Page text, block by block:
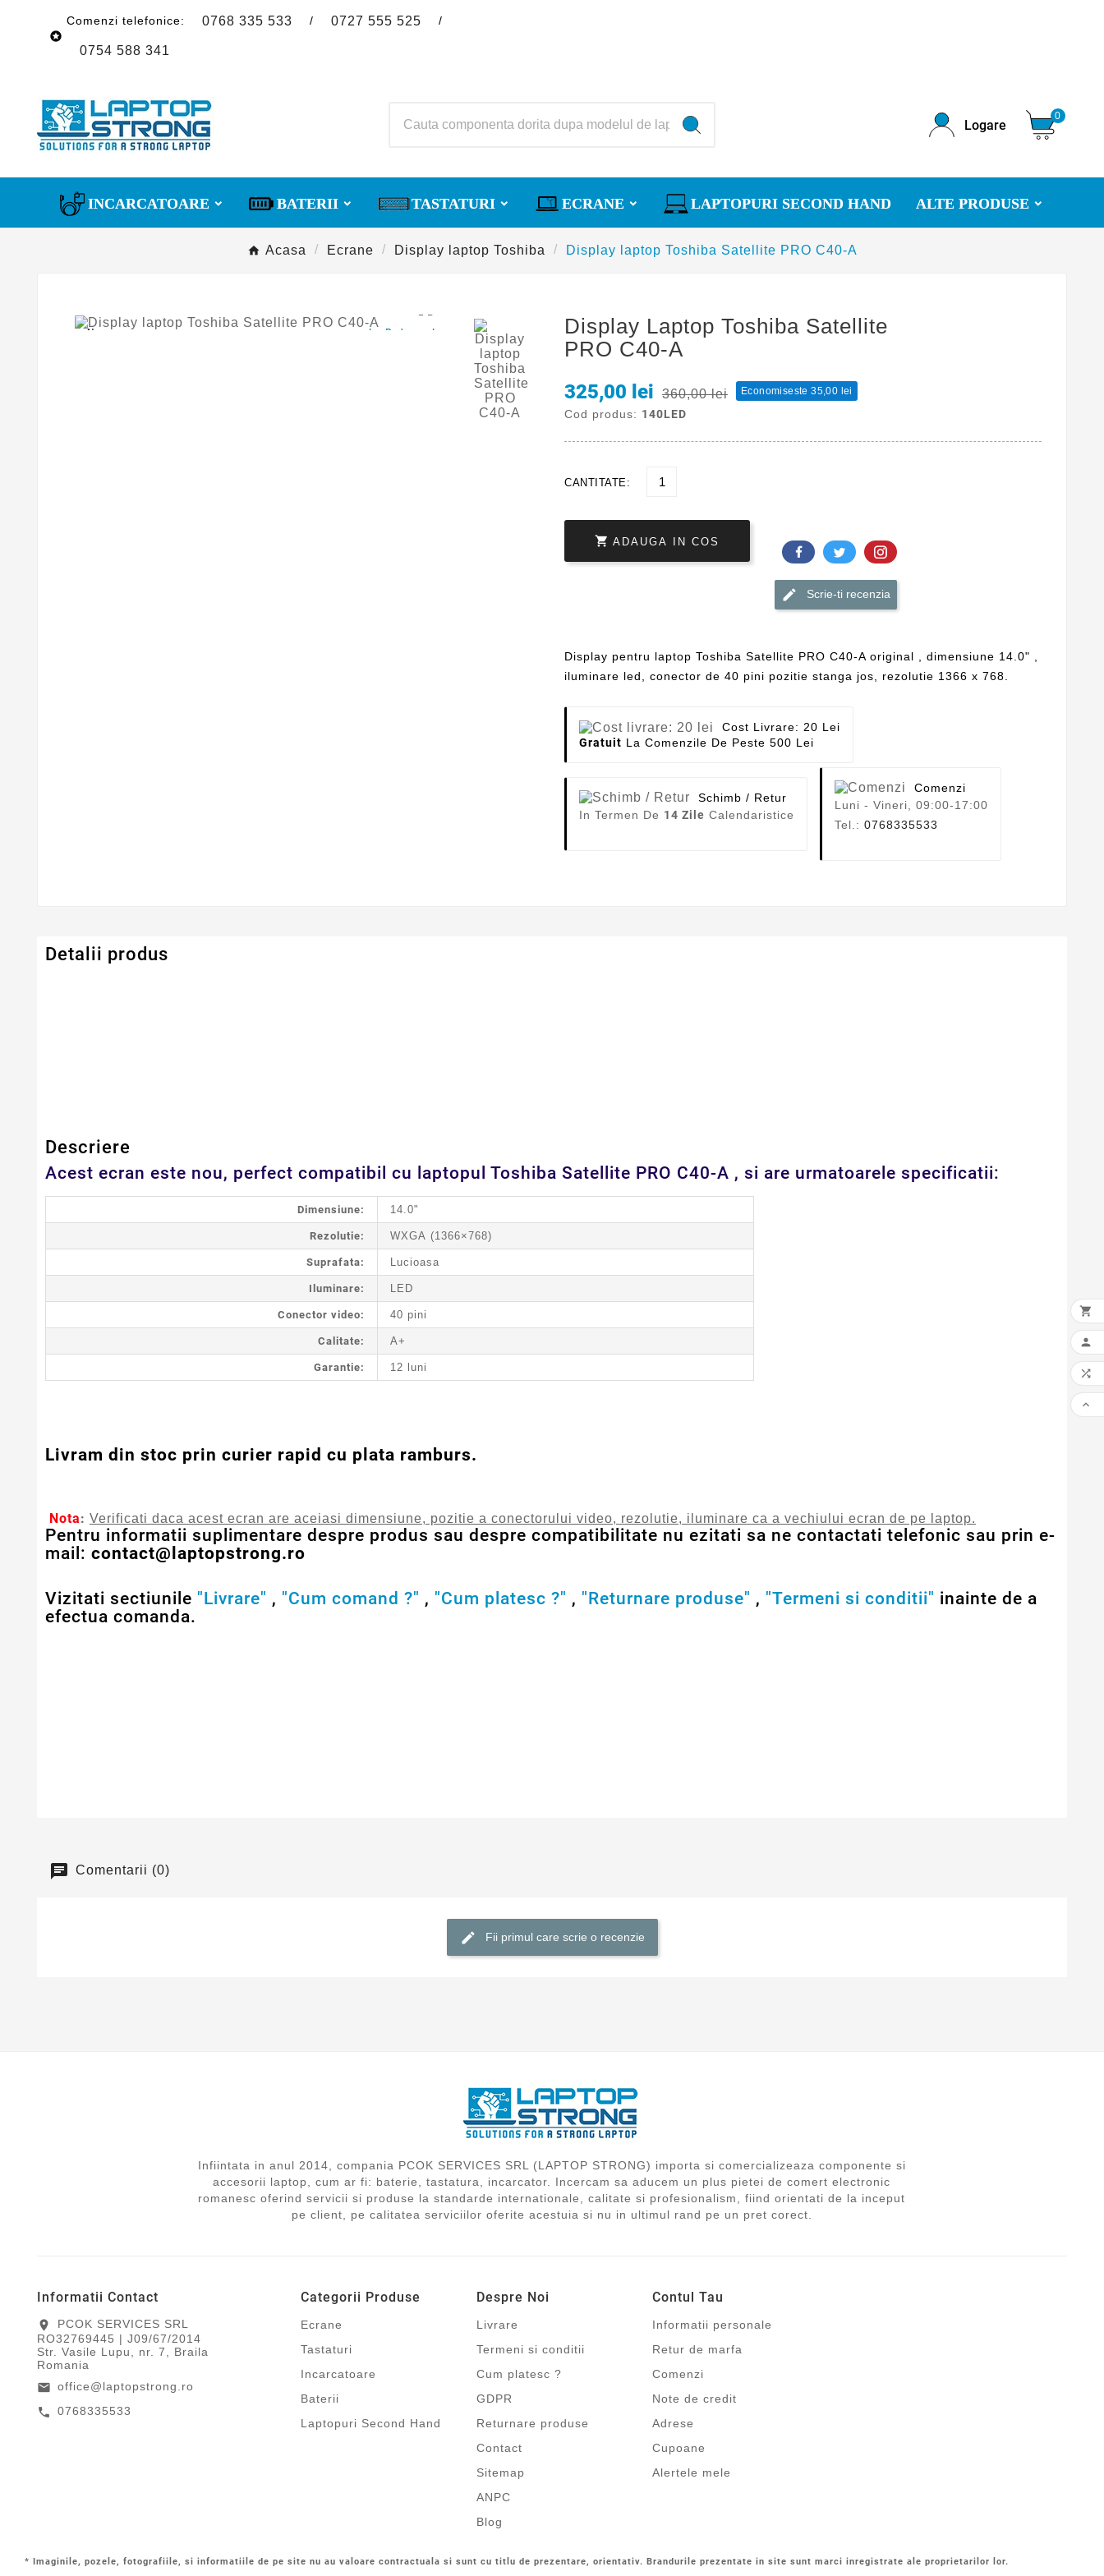

Comenzi telefonice: 0768 335 533 / 0727 555 525 /
0754 588 341
Logare
0
INCARCATOARE BATERII TASTATURI ECRANE LAPTOPURI SECOND HAND ALTE PRODUSE
Acasa Ecrane Display laptop Toshiba Display laptop Toshiba Satellite PRO C40-A
Nou La Reducere!
Display Laptop Toshiba Satellite
PRO C40-A
325,00 lei 360,00 lei Economiseste 35,00 lei
Cod produs: 140LED
CANTITATE:
 ADAUGA IN COS
Scrie-ti recenzia
Display pentru laptop Toshiba Satellite PRO C40-A original , dimensiune 14.0" ,
iluminare led, conector de 40 pini pozitie stanga jos, rezolutie 1366 x 768.
Cost Livrare: 20 Lei
Gratuit La Comenzile De Peste 500 Lei
Schimb / Retur
In Termen De 14 Zile Calendaristice
Comenzi
Luni - Vineri, 09:00-17:00
Tel.: 0768335533
Detalii produs
Descriere
Acest ecran este nou, perfect compatibil cu laptopul Toshiba Satellite PRO C40-A , si are urmatoarele specificatii:
Dimensiune: 14.0"
Rezolutie: WXGA (1366×768)
Suprafata: Lucioasa
Iluminare: LED
Conector video: 40 pini
Calitate: A+
Garantie: 12 luni
Livram din stoc prin curier rapid cu plata ramburs.
Nota: Verificati daca acest ecran are aceiasi dimensiune, pozitie a conectorului video, rezolutie, iluminare ca a vechiului ecran de pe laptop.
Pentru informatii suplimentare despre produs sau despre compatibilitate nu ezitati sa ne contactati telefonic sau prin e-
mail: contact@laptopstrong.ro
Vizitati sectiunile "Livrare" , "Cum comand ?" , "Cum platesc ?" , "Returnare produse" , "Termeni si conditii" inainte de a
efectua comanda.
Comentarii (0)
Fii primul care scrie o recenzie
Infiintata in anul 2014, compania PCOK SERVICES SRL (LAPTOP STRONG) importa si comercializeaza componente si
accesorii laptop, cum ar fi: baterie, tastatura, incarcator. Incercam sa aducem un plus pietei de comert electronic
romanesc oferind servicii si produse la standarde internationale, calitate si profesionalism, fiind orientati de la inceput
pe client, pe calitatea serviciilor oferite acestuia si nu in ultimul rand pe un pret corect.
Informatii Contact
location_on
PCOK SERVICES SRL
RO32769445 | J09/67/2014
Str. Vasile Lupu, nr. 7, Braila
Romania
email office@laptopstrong.ro
call 0768335533
Categorii Produse
Ecrane
Tastaturi
Incarcatoare
Baterii
Laptopuri Second Hand
Despre Noi
Livrare
Termeni si conditii
Cum platesc ?
GDPR
Returnare produse
Contact
Sitemap
ANPC
Blog
Contul Tau
Informatii personale
Retur de marfa
Comenzi
Note de credit
Adrese
Cupoane
Alertele mele
* Imaginile, pozele, fotografiile, si informatiile de pe site nu au valoare contractuala si sunt cu titlu de prezentare, orientativ. Brandurile prezentate in site sunt marci inregistrate ale proprietarilor lor.



